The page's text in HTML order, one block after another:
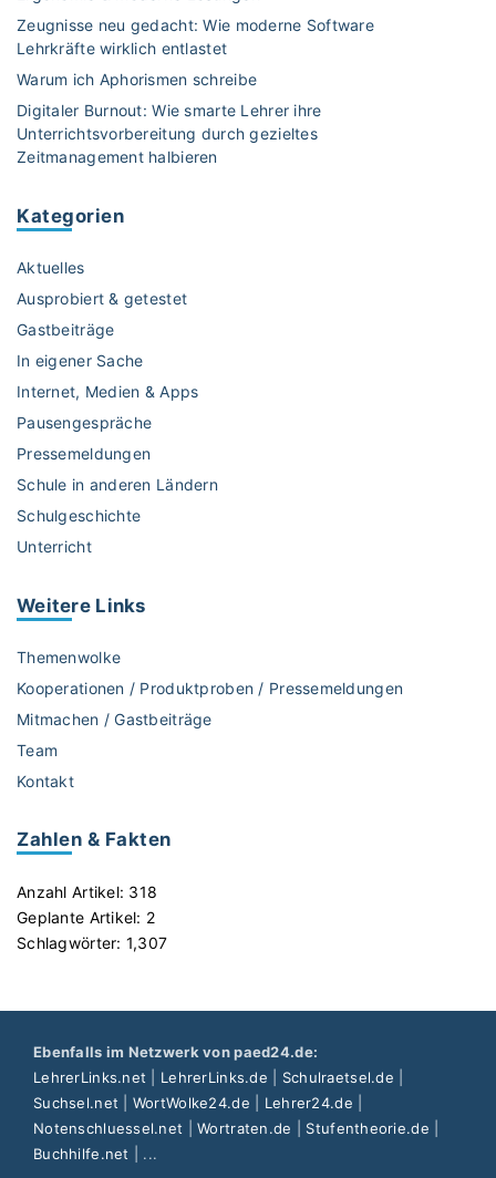
Zeugnisse neu gedacht: Wie moderne Software
Lehrkräfte wirklich entlastet
Warum ich Aphorismen schreibe
Digitaler Burnout: Wie smarte Lehrer ihre
Unterrichtsvorbereitung durch gezieltes
Zeitmanagement halbieren
Kategorien
Aktuelles
Ausprobiert & getestet
Gastbeiträge
In eigener Sache
Internet, Medien & Apps
Pausengespräche
Pressemeldungen
Schule in anderen Ländern
Schulgeschichte
Unterricht
Weitere Links
Themenwolke
Kooperationen / Produktproben / Pressemeldungen
Mitmachen / Gastbeiträge
Team
Kontakt
Zahlen & Fakten
Anzahl Artikel: 318
Geplante Artikel: 2
Schlagwörter: 1,307
Ebenfalls im Netzwerk von paed24.de:
LehrerLinks.net
LehrerLinks.de Schulraetsel.de
Suchsel.net
WortWolke24.de Lehrer24.de
Notenschluessel.net |Wortraten.de Stufentheorie.de
Buchhilfe.net
| ...